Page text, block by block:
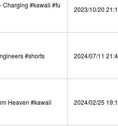
Charging #kawaii #fu
2023/10/20
#shorts 2024/07/11
Heaven #kawaii 2024/02/25